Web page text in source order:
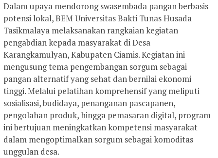
Dalam upaya mendorong swasembada pangan berbasis
potensi lokal, BEM Universitas Bakti Tunas Husada
Tasikmalaya melaksanakan rangkaian kegiatan
pengabdian kepada masyarakat di Desa
Karangkamulyan, Kabupaten Ciamis. Kegiatan ini
mengusung tema pengembangan sorgum sebagai
pangan alternatif yang sehat dan bernilai ekonomi
tinggi. Melalui pelatihan komprehensif yang meliputi
sosialisasi, budidaya, penanganan pascapanen,
pengolahan produk, hingga pemasaran digital, program
ini bertujuan meningkatkan kompetensi masyarakat
dalam mengoptimalkan sorgum sebagai komoditas
unggulan desa.